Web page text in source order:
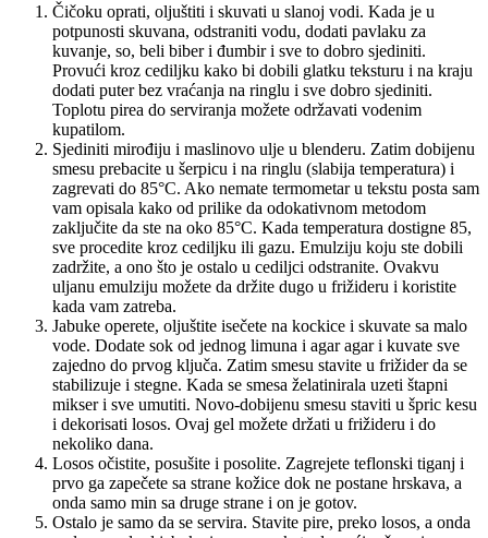
Čičoku oprati, oljuštiti i skuvati u slanoj vodi. Kada je u
potpunosti skuvana, odstraniti vodu, dodati pavlaku za
kuvanje, so, beli biber i đumbir i sve to dobro sjediniti.
Provući kroz cediljku kako bi dobili glatku teksturu i na kraju
dodati puter bez vraćanja na ringlu i sve dobro sjediniti.
Toplotu pirea do serviranja možete održavati vodenim
kupatilom.
Sjediniti mirođiju i maslinovo ulje u blenderu. Zatim dobijenu
smesu prebacite u šerpicu i na ringlu (slabija temperatura) i
zagrevati do 85°C. Ako nemate termometar u tekstu posta sam
vam opisala kako od prilike da odokativnom metodom
zaključite da ste na oko 85°C. Kada temperatura dostigne 85,
sve procedite kroz cediljku ili gazu. Emulziju koju ste dobili
zadržite, a ono što je ostalo u cediljci odstranite. Ovakvu
uljanu emulziju možete da držite dugo u frižideru i koristite
kada vam zatreba.
Jabuke operete, oljuštite isečete na kockice i skuvate sa malo
vode. Dodate sok od jednog limuna i agar agar i kuvate sve
zajedno do prvog ključa. Zatim smesu stavite u frižider da se
stabilizuje i stegne. Kada se smesa želatinirala uzeti štapni
mikser i sve umutiti. Novo-dobijenu smesu staviti u špric kesu
i dekorisati losos. Ovaj gel možete držati u frižideru i do
nekoliko dana.
Losos očistite, posušite i posolite. Zagrejete teflonski tiganj i
prvo ga zapečete sa strane kožice dok ne postane hrskava, a
onda samo min sa druge strane i on je gotov.
Ostalo je samo da se servira. Stavite pire, preko losos, a onda